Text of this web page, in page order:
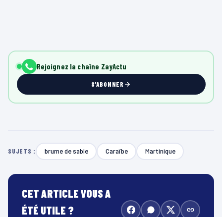
Rejoignez la chaîne ZayActu
S'ABONNER
SUJETS : brume de sable Caraïbe Martinique
CET ARTICLE VOUS A
ÉTÉ UTILE ?